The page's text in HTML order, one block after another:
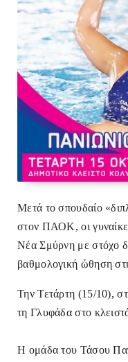
Μετά το σπουδαίο
στον ΠΑΟΚ, οι
Νέα Σμύρνη με στόχο
βαθμολογική ώθηση
Την Τετάρτη (15/10),
τη Γλυφάδα στο
Η ομάδα του Τάσου